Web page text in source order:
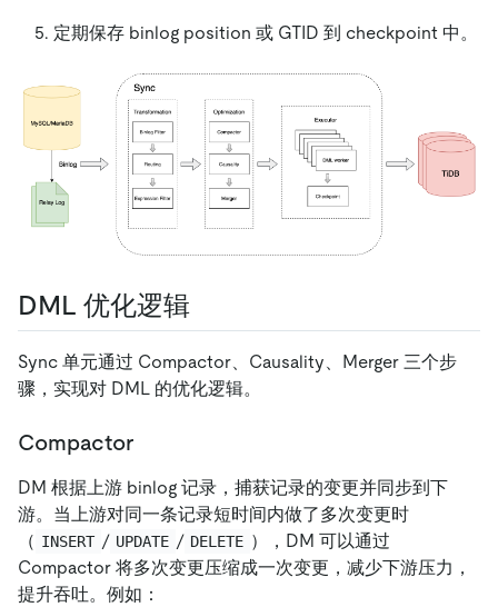
定期保存 binlog position 或 GTID 到 checkpoint 中。
DML 优化逻辑
Sync 单元通过 Compactor、Causality、Merger 三个步
骤，实现对 DML 的优化逻辑。
Compactor
DM 根据上游 binlog 记录，捕获记录的变更并同步到下
游。当上游对同一条记录短时间内做了多次变更时
（ INSERT / UPDATE / DELETE ），DM 可以通过
Compactor 将多次变更压缩成一次变更，减少下游压力，
提升吞吐。例如：